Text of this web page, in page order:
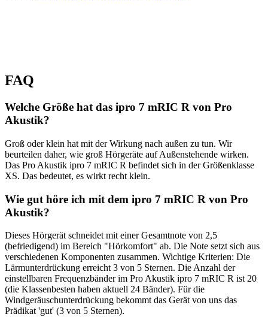
FAQ
Welche Größe hat das ipro 7 mRIC R von Pro
Akustik?
Groß oder klein hat mit der Wirkung nach außen zu tun. Wir
beurteilen daher, wie groß Hörgeräte auf Außenstehende wirken.
Das Pro Akustik ipro 7 mRIC R befindet sich in der Größenklasse
XS. Das bedeutet, es wirkt recht klein.
Wie gut höre ich mit dem ipro 7 mRIC R von Pro
Akustik?
Dieses Hörgerät schneidet mit einer Gesamtnote von 2,5
(befriedigend) im Bereich "Hörkomfort" ab. Die Note setzt sich aus
verschiedenen Komponenten zusammen. Wichtige Kriterien: Die
Lärmunterdrückung erreicht 3 von 5 Sternen. Die Anzahl der
einstellbaren Frequenzbänder im Pro Akustik ipro 7 mRIC R ist 20
(die Klassenbesten haben aktuell 24 Bänder). Für die
Windgeräuschunterdrückung bekommt das Gerät von uns das
Prädikat 'gut' (3 von 5 Sternen).